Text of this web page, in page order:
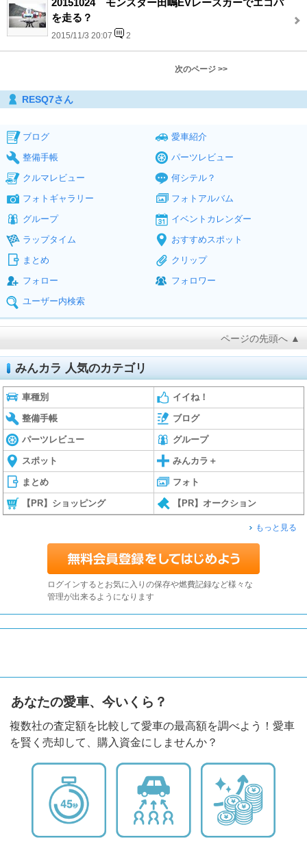
20151024 モンスター田嶋EVレースカーでエコパ
を走る？
2015/11/3 20:07 2
次のページ >>
RESQ7さん
ブログ
愛車紹介
整備手帳
パーツレビュー
クルマレビュー
何シテル？
フォトギャラリー
フォトアルバム
グループ
イベントカレンダー
ラップタイム
おすすめスポット
まとめ
クリップ
フォロー
フォロワー
ユーザー内検索
ページの先頭へ ▲
みんカラ 人気のカテゴリ
車種別 イイね！
整備手帳 ブログ
パーツレビュー グループ
スポット みんカラ＋
まとめ フォト
【PR】ショッピング 【PR】オークション
もっと見る
ログインするとお気に入りの保存や燃費記録など様々な
管理が出来るようになります
あなたの愛車、今いくら？
複数社の査定額を比較して愛車の最高額を調べよう！愛車
を賢く売却して、購入資金にしませんか？